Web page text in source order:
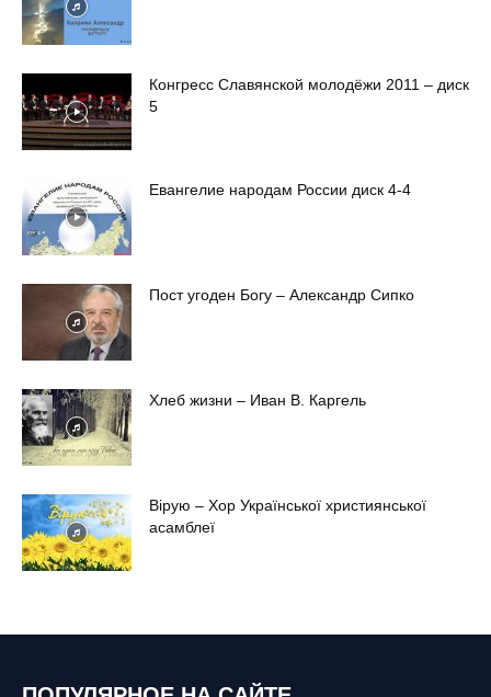
Конгресс Славянской молодёжи 2011 – диск
5
Евангелие народам России диск 4-4
Пост угоден Богу – Александр Сипко
Хлеб жизни – Иван В. Каргель
Вірую – Хор Української християнської
асамблеї